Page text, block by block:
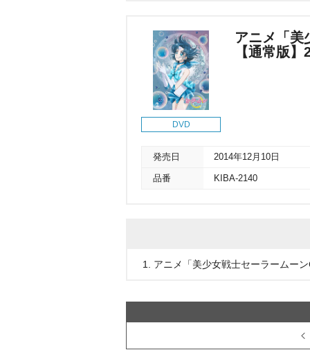
DVD
アニメ「美
【通常版】
発売日 2014年12月10日
品番 KIBA-2140
1. アニメ「美少女戦士セーラームー